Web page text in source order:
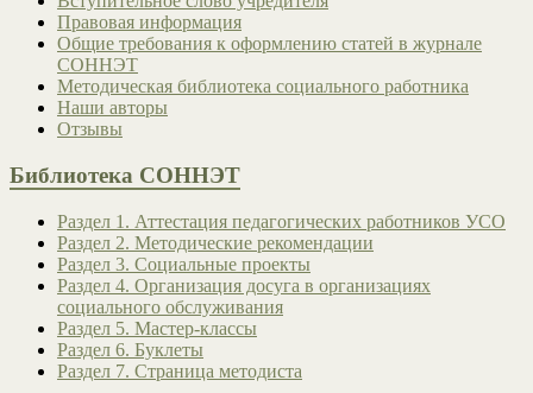
Правовая информация
Общие требования к оформлению статей в журнале
СОННЭТ
Методическая библиотека социального работника
Наши авторы
Отзывы
Библиотека СОННЭТ
Раздел 1. Аттестация педагогических работников УСО
Раздел 2. Методические рекомендации
Раздел 3. Социальные проекты
Раздел 4. Организация досуга в организациях
социального обслуживания
Раздел 5. Мастер-классы
Раздел 6. Буклеты
Раздел 7. Страница методиста